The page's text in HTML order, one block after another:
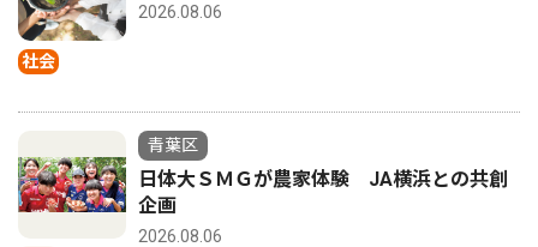
社会
2026.08.06
青葉区
日体大ＳＭＧが農家体験 JA横浜との共創
企画
2026.08.06